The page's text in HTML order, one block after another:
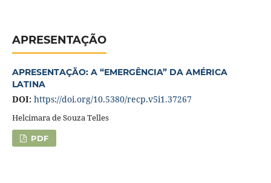
APRESENTAÇÃO
APRESENTAÇÃO: A “EMERGÊNCIA” DA AMÉRICA
LATINA
DOI: https://doi.org/10.5380/recp.v5i1.37267
Helcimara de Souza Telles
PDF